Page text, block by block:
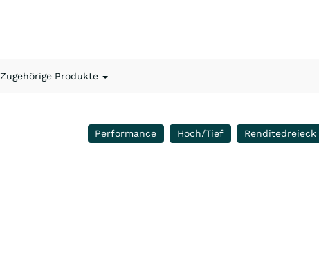
Zugehörige Produkte
Performance Hoch/Tief Renditedreieck